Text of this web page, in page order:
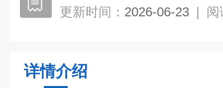
更新时间： 2026-06-23 | 阅
详情介绍